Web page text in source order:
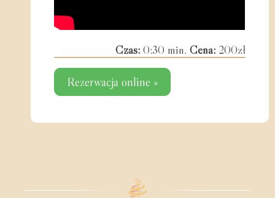
Czas:0:30 min. Cena:200zł
Rezerwacja online »